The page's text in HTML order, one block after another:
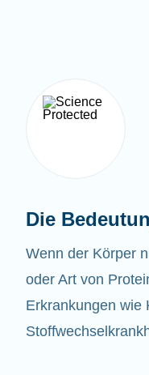
Die
Wenn der Körper
oder Art von
Erkrankungen wie